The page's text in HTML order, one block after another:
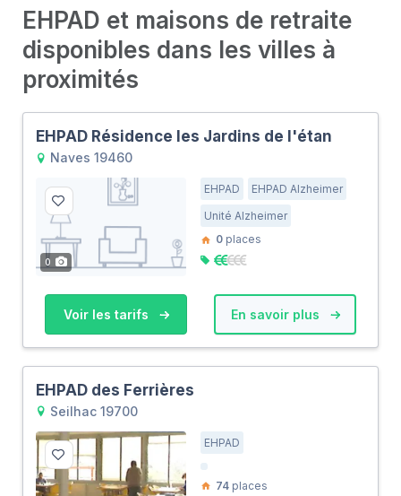
EHPAD et maisons de retraite
disponibles dans les villes à
proximités
EHPAD Résidence les Jardins de l'étan
Naves 19460
0
EHPAD
EHPAD Alzheimer
Unité Alzheimer
0 places
Voir les tarifs En savoir plus
EHPAD des Ferrières
Seilhac 19700
EHPAD
74 places